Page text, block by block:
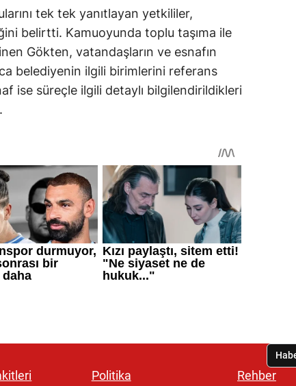
tek tek yanıtlayan yetkililer,
belirtti. Kamuoyunda toplu taşıma ile
Gökten, vatandaşların ve esnafın
belediyenin ilgili birimlerini referans
ise süreçle ilgili detaylı bilgilendirildikleri
Politika
Rehber